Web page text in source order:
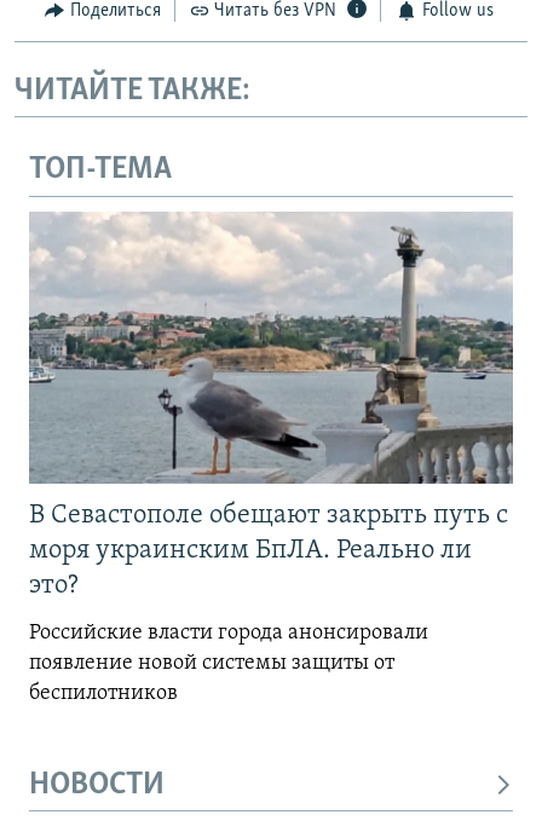
Поделиться Читать без VPN Follow us
ЧИТАЙТЕ ТАКЖЕ:
ТОП-ТЕМА
В Севастополе обещают закрыть путь с
моря украинским БпЛА. Реально ли
это?
Российские власти города анонсировали
появление новой системы защиты от
беспилотников
НОВОСТИ